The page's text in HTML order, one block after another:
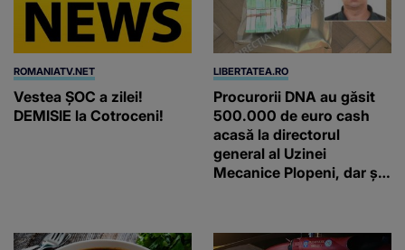
ROMANIATV.NET
Vestea ȘOC a zilei!
DEMISIE la Cotroceni!
LIBERTATEA.RO
Procurorii DNA au găsit
500.000 de euro cash
acasă la directorul
general al Uzinei
Mecanice Plopeni, dar și